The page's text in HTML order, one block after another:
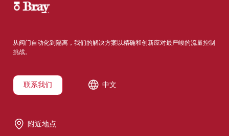
从阀门自动化到隔离，我们的解决方案以精确和创新应对最严峻的流量控制
挑战。
联系我们 中文
附近地点